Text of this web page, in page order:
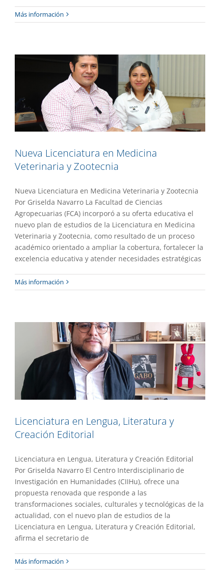
Más informaciónNueva Licenciatura en Medicina
Nueva Licenciatura en Medicina
Veterinaria y Zootecnia
Nueva Licenciatura en Medicina Veterinaria y Zootecnia
Por Griselda Navarro La Facultad de Ciencias
Agropecuarias (FCA) incorporó a su oferta educativa el
nuevo plan de estudios de la Licenciatura en Medicina
Veterinaria y Zootecnia, como resultado de un proceso
académico orientado a ampliar la cobertura, fortalecer la
excelencia educativa y atender necesidades estratégicas
Más información
Licenciatura en Lengua, Literatura y
Licenciatura en Lengua, Literatura y
Creación Editorial
Licenciatura en Lengua, Literatura y Creación Editorial
Por Griselda Navarro El Centro Interdisciplinario de
Investigación en Humanidades (CIIHu), ofrece una
propuesta renovada que responde a las
transformaciones sociales, culturales y tecnológicas de la
actualidad, con el nuevo plan de estudios de la
Licenciatura en Lengua, Literatura y Creación Editorial,
afirma el secretario de
Más información